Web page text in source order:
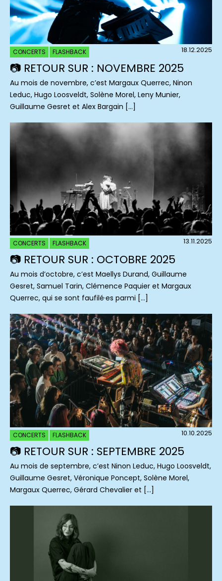
CONCERTS FLASHBACK 18.12.2025
📷 RETOUR SUR : NOVEMBRE 2025
Au mois de novembre, c’est Margaux Querrec, Ninon
Leduc, Hugo Loosveldt, Solène Morel, Leny Munier,
Guillaume Gesret et Alex Bargain […]
CONCERTS FLASHBACK 13.11.2025
📷 RETOUR SUR : OCTOBRE 2025
Au mois d’octobre, c’est Maellys Durand, Guillaume
Gesret, Samuel Tarin, Clémence Paquier et Margaux
Querrec, qui se sont faufilé·es parmi […]
CONCERTS FLASHBACK 10.10.2025
📷 RETOUR SUR : SEPTEMBRE 2025
Au mois de septembre, c’est Ninon Leduc, Hugo Loosveldt,
Guillaume Gesret, Véronique Poncept, Solène Morel,
Margaux Querrec, Gérard Chevalier et […]